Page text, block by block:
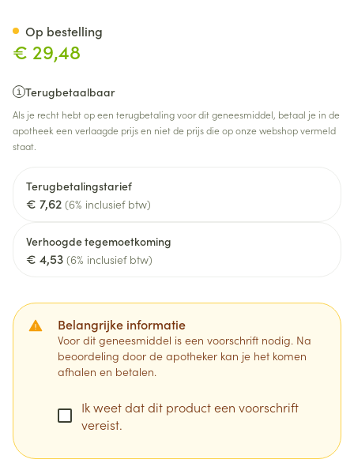
€ 29,48
Terugbetaalbaar
Als je recht hebt op een terugbetaling voor dit geneesmiddel, betaal je in de
apotheek een verlaagde prijs en niet de prijs die op onze webshop vermeld
staat.
Terugbetalingstarief
€ 7,62 (6% inclusief btw)
Verhoogde tegemoetkoming
€ 4,53 (6% inclusief btw)
Belangrijke informatie
Voor dit geneesmiddel is een voorschrift nodig. Na
beoordeling door de apotheker kan je het komen
afhalen en betalen.
Ik weet dat dit product een voorschrift
vereist.
Op bestelling